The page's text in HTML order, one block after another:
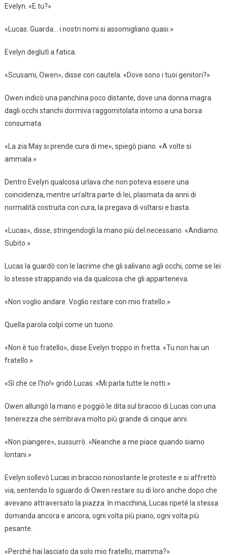
Evelyn. «E tu?»
«Lucas. Guarda… i nostri nomi si assomigliano quasi.»
Evelyn deglutì a fatica.
«Scusami, Owen», disse con cautela. «Dove sono i tuoi genitori?»
Owen indicò una panchina poco distante, dove una donna magra
dagli occhi stanchi dormiva raggomitolata intorno a una borsa
consumata.
«La zia May si prende cura di me», spiegò piano. «A volte si
ammala.»
Dentro Evelyn qualcosa urlava che non poteva essere una
coincidenza, mentre un’altra parte di lei, plasmata da anni di
normalità costruita con cura, la pregava di voltarsi e basta.
«Lucas», disse, stringendogli la mano più del necessario. «Andiamo.
Subito.»
Lucas la guardò con le lacrime che gli salivano agli occhi, come se lei
lo stesse strappando via da qualcosa che gli apparteneva.
«Non voglio andare. Voglio restare con mio fratello.»
Quella parola colpì come un tuono.
«Non è tuo fratello», disse Evelyn troppo in fretta. «Tu non hai un
fratello.»
«Sì che ce l’ho!» gridò Lucas. «Mi parla tutte le notti.»
Owen allungò la mano e poggiò le dita sul braccio di Lucas con una
tenerezza che sembrava molto più grande di cinque anni.
«Non piangere», sussurrò. «Neanche a me piace quando siamo
lontani.»
Evelyn sollevò Lucas in braccio nonostante le proteste e si affrettò
via, sentendo lo sguardo di Owen restare su di loro anche dopo che
avevano attraversato la piazza. In macchina, Lucas ripeté la stessa
domanda ancora e ancora, ogni volta più piano, ogni volta più
pesante.
«Perché hai lasciato da solo mio fratello, mamma?»